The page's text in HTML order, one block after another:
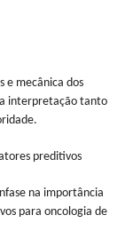
e mecânica dos
interpretação tanto
preditivos
na importância
para oncologia de